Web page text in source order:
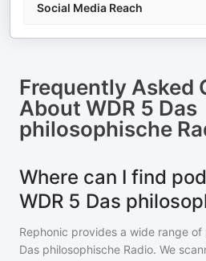
Social Media Reach
Frequently Asked
About WDR 5 Das
philosophische
Where can I find
WDR 5 Das
Rephonic provides a wide range
Das philosophische Radio. We